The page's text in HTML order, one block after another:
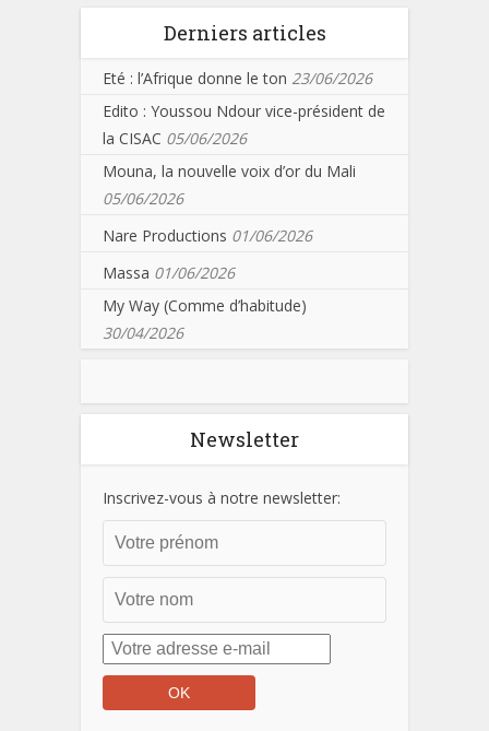
Derniers articles
Eté : l’Afrique donne le ton 23/06/2026
Edito : Youssou Ndour vice-président de
la CISAC 05/06/2026
Mouna, la nouvelle voix d’or du Mali
05/06/2026
Nare Productions 01/06/2026
Massa 01/06/2026
My Way (Comme d’habitude)
30/04/2026
Newsletter
Inscrivez-vous à notre newsletter: